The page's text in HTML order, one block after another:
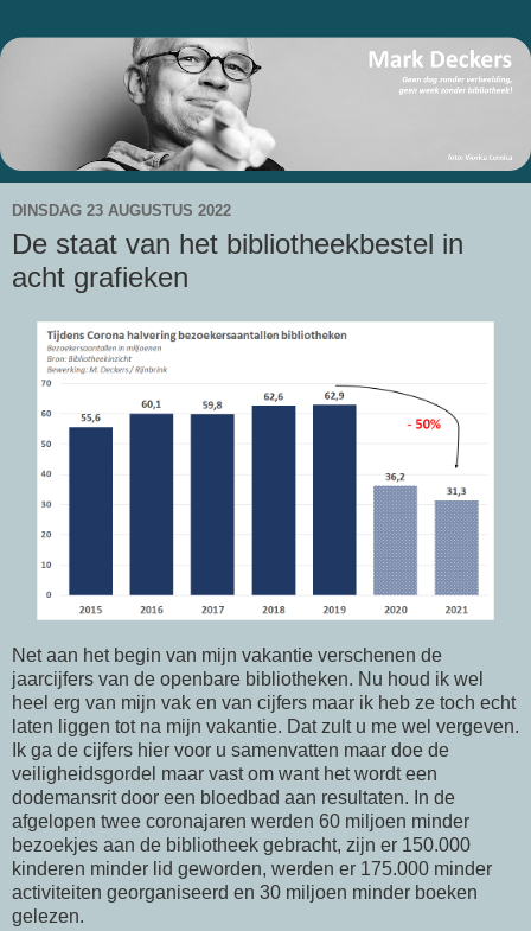
DINSDAG 23 AUGUSTUS 2022
De staat van het bibliotheekbestel in
acht grafieken
Net aan het begin van mijn vakantie verschenen de
jaarcijfers van de openbare bibliotheken. Nu houd ik wel
heel erg van mijn vak en van cijfers maar ik heb ze toch echt
laten liggen tot na mijn vakantie. Dat zult u me wel vergeven.
Ik ga de cijfers hier voor u samenvatten maar doe de
veiligheidsgordel maar vast om want het wordt een
dodemansrit door een bloedbad aan resultaten. In de
afgelopen twee coronajaren werden 60 miljoen minder
bezoekjes aan de bibliotheek gebracht, zijn er 150.000
kinderen minder lid geworden, werden er 175.000 minder
activiteiten georganiseerd en 30 miljoen minder boeken
gelezen.